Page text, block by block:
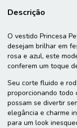
Descrição
O vestido Princesa
desejam brilhar em
rosa e azul, este
conferem um toque
Seu corte fluido e
proporcionando todo
possam se divertir
elegância e charme
para um look